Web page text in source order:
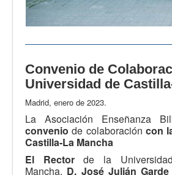
Convenio de
Universidad de
Madrid, enero de 2023.
La Asociación Enseñanza
convenio de colaboración con
Castilla-La Mancha
El Rectorde la
Mancha, D. José Julián Garde